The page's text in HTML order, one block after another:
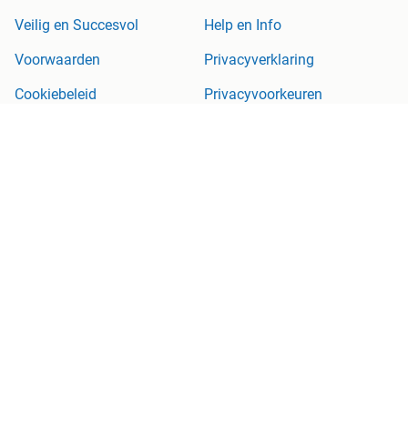
Veilig en Succesvol
Help en Info
Voorwaarden
Privacyverklaring
Cookiebeleid
Privacyvoorkeuren